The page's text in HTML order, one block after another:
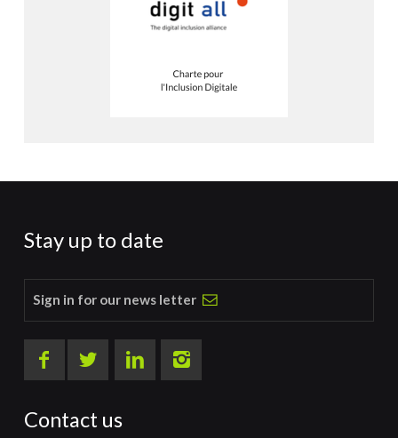
Stay up to date
Sign in for our news letter
Contact us